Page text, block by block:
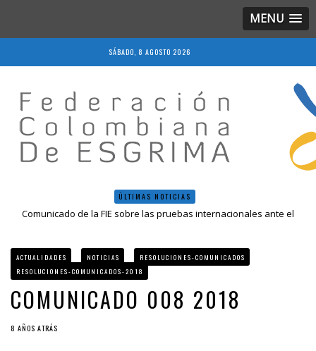
MENU
SÁBADO, 8 AGOSTO 2026
ÚLTIMAS NOTICIAS
Comunicado de la FIE sobre las pruebas internacionales ante el
Resultados LIVE IV Escalafón Nacional Mayores, Cali, Abril 2019
Resolución 027 2019
Epee Grand Prix 2023 – Cali, Colombia
ACTUALIDADES NOTICIAS
RESOLUCIONES-COMUNICADOS
RESOLUCIONES-COMUNICADOS-2018
COMUNICADO 008 2018
8 AÑOS ATRÁS